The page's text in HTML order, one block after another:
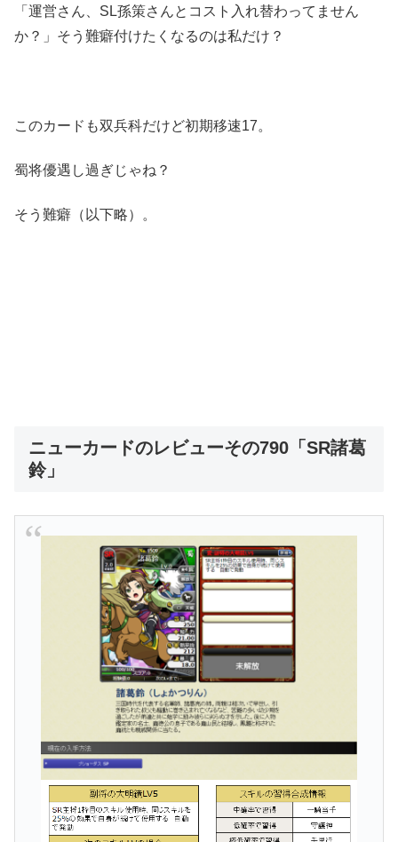
「運営さん、SL孫策さんとコスト入れ替わってません
か？」そう難癖付けたくなるのは私だけ？
このカードも双兵科だけど初期移速17。
蜀将優遇し過ぎじゃね？
そう難癖（以下略）。
ニューカードのレビューその790「SR諸葛
鈴」